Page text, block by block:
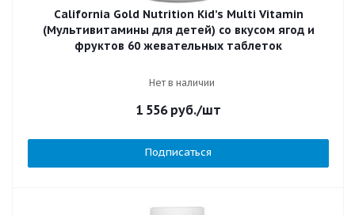
California Gold Nutrition Kid’s Multi Vitamin
(Мультивитамины для детей) со вкусом ягод и
фруктов 60 жевательных таблеток
Нет в наличии
1 556руб./шт
Подписаться